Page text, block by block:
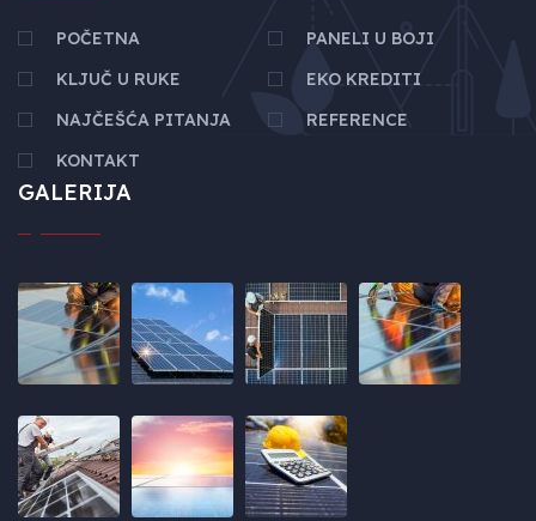
POČETNA
PANELI U BOJI
KLJUČ U RUKE
EKO KREDITI
NAJČEŠĆA PITANJA
REFERENCE
KONTAKT
GALERIJA